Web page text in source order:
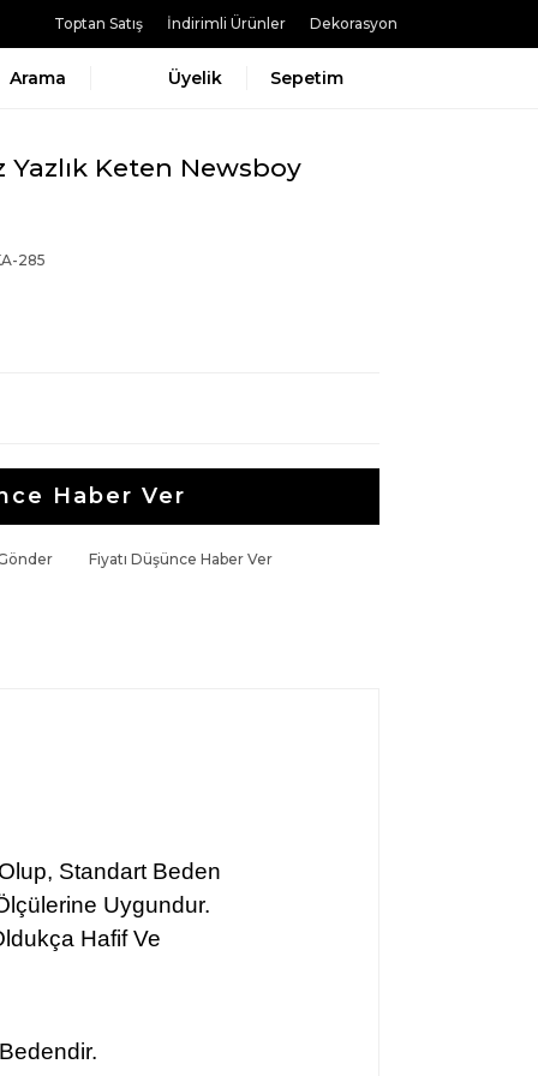
Toptan Satış İndirimli Ürünler Dekorasyon
Arama Üyelik Sepetim
Keten Newsboy
285
Haber Ver
Fiyatı Düşünce Haber Ver
Standart Beden
Uygundur.
Hafif Ve